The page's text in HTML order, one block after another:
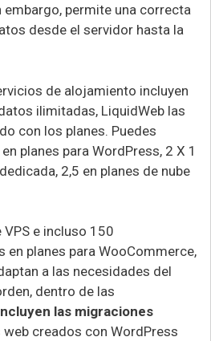
embargo, permite una correcta
desde el servidor hasta la
de alojamiento incluyen
ilimitadas, LiquidWeb las
con los planes. Puedes
planes para WordPress, 2 X 1
2,5 en planes de nube
VPS e incluso 150
planes para WooCommerce,
a las necesidades del
dentro de las
las migraciones
creados con WordPress